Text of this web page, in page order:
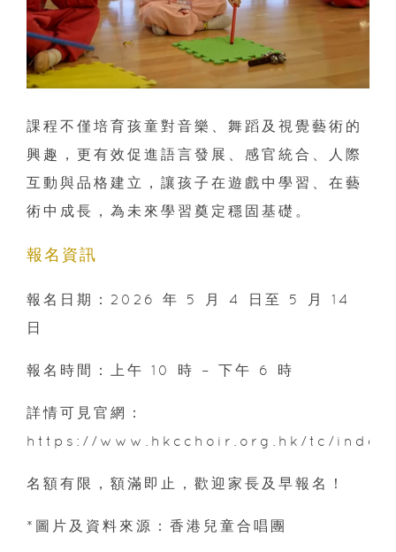
課程不僅培育孩童對音樂、舞蹈及視覺藝術的
興趣，更有效促進語言發展、感官統合、人際
互動與品格建立，讓孩子在遊戲中學習、在藝
術中成長，為未來學習奠定穩固基礎。
報名資訊
報名日期：2026 年 5 月 4 日至 5 月 14
日
報名時間：上午 10 時 – 下午 6 時
詳情可見官網：
https://www.hkcchoir.org.hk/tc/index
名額有限，額滿即止，歡迎家長及早報名！
*圖片及資料來源：香港兒童合唱團